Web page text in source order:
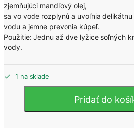
zjemňujúci mandľový olej,
sa vo vode rozplynú a uvoľnia
vodu a jemne prevonia kúpeľ.
Použitie: Jednu až dve lyžice soľných
vody.
1 na sklade
množstvo
Pridať do